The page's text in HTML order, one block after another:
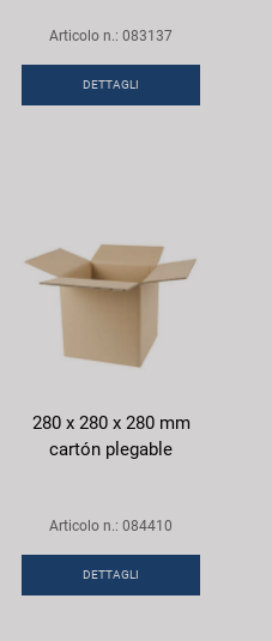
Articolo n.: 083137
DETTAGLI
280 x 280 x 280 mm
cartón plegable
Articolo n.: 084410
DETTAGLI